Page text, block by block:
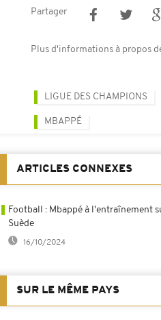
Partager
Plus d'informations à propos
LIGUE DES CHAMPIONS
MBAPPÉ
ARTICLES CONNEXES
Football : Mbappé à l'entraînement
Suède
16/10/2024
SUR LE MÊME PAYS